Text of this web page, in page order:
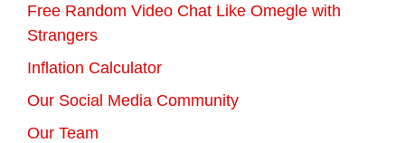
Free Random Video Chat Like Omegle with
Strangers
Inflation Calculator
Our Social Media Community
Our Team